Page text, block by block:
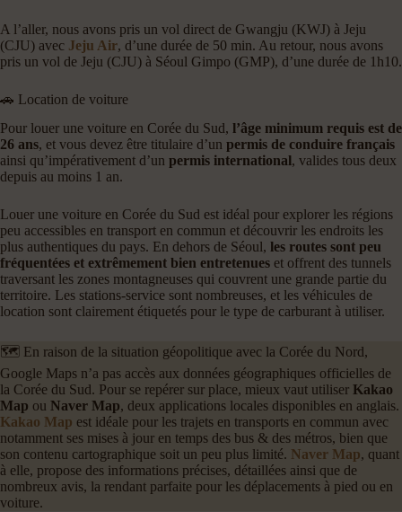
A l’aller, nous avons pris un vol direct de Gwangju (KWJ) à Jeju
(CJU) avec Jeju Air, d’une durée de 50 min. Au retour, nous avons
pris un vol de Jeju (CJU) à Séoul Gimpo (GMP), d’une durée de 1h10.
🚗 Location de voiture
Pour louer une voiture en Corée du Sud, l’âge minimum requis est de
26 ans, et vous devez être titulaire d’un permis de conduire français
ainsi qu’impérativement d’un permis international, valides tous deux
depuis au moins 1 an.
Louer une voiture en Corée du Sud est idéal pour explorer les régions
peu accessibles en transport en commun et découvrir les endroits les
plus authentiques du pays. En dehors de Séoul, les routes sont peu
fréquentées et extrêmement bien entretenues et offrent des tunnels
traversant les zones montagneuses qui couvrent une grande partie du
territoire. Les stations-service sont nombreuses, et les véhicules de
location sont clairement étiquetés pour le type de carburant à utiliser.
🗺️ En raison de la situation géopolitique avec la Corée du Nord,
Google Maps n’a pas accès aux données géographiques officielles de
la Corée du Sud. Pour se repérer sur place, mieux vaut utiliser Kakao
Map ou Naver Map, deux applications locales disponibles en anglais.
Kakao Map est idéale pour les trajets en transports en commun avec
notamment ses mises à jour en temps des bus & des métros, bien que
son contenu cartographique soit un peu plus limité. Naver Map, quant
à elle, propose des informations précises, détaillées ainsi que de
nombreux avis, la rendant parfaite pour les déplacements à pied ou en
voiture.